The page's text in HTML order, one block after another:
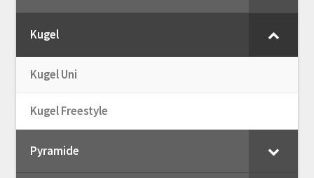
Kugel
Kugel Uni
Kugel Freestyle
Pyramide